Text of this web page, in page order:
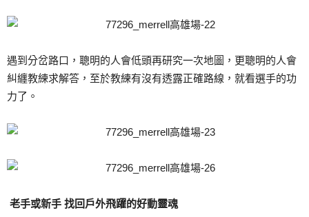
遇到分岔路口，聰明的人會低頭再研究一次地圖，更聰明的人會
糾纏教練求解答，至於教練有沒有透露正確路線，就看選手的功
力了。
老手或新手 找回戶外飛躍的好動靈魂